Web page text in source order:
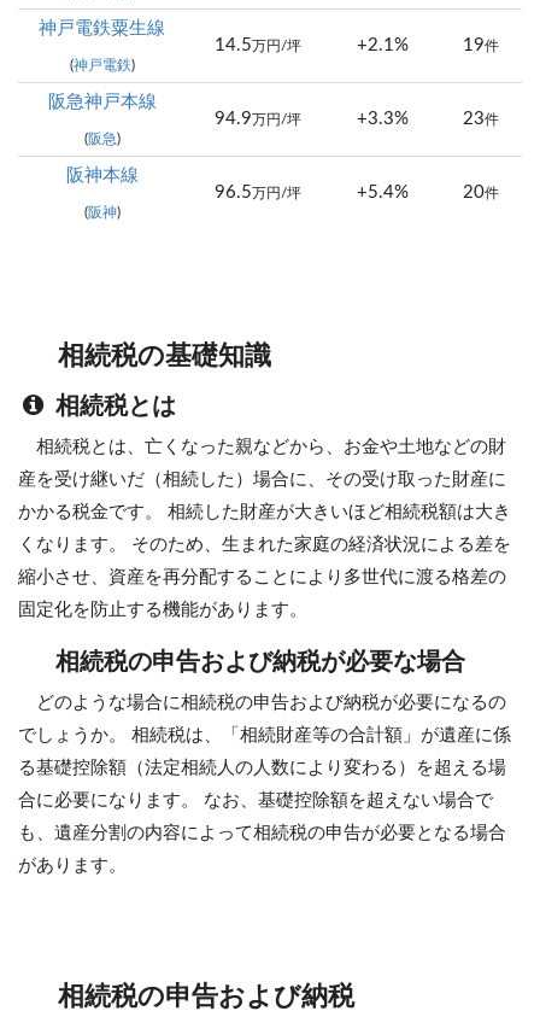
神戸電鉄粟生線
(神戸電鉄)
14.5万円/坪 +2.1% 19件
阪急神戸本線
(阪急)
94.9万円/坪 +3.3% 23件
阪神本線
(阪神)
96.5万円/坪 +5.4% 20件
相続税の基礎知識
相続税とは
相続税とは、亡くなった親などから、お金や土地などの財
産を受け継いだ（相続した）場合に、その受け取った財産に
かかる税金です。 相続した財産が大きいほど相続税額は大き
くなります。 そのため、生まれた家庭の経済状況による差を
縮小させ、資産を再分配することにより多世代に渡る格差の
固定化を防止する機能があります。
相続税の申告および納税が必要な場合
どのような場合に相続税の申告および納税が必要になるの
でしょうか。 相続税は、「相続財産等の合計額」が遺産に係
る基礎控除額（法定相続人の人数により変わる）を超える場
合に必要になります。 なお、基礎控除額を超えない場合で
も、遺産分割の内容によって相続税の申告が必要となる場合
があります。
相続税の申告および納税